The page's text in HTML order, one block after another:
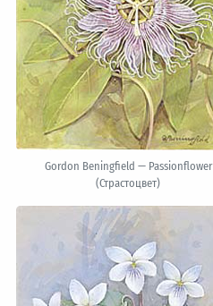
Gordon Beningfield — Passionflower
(Страстоцвет)